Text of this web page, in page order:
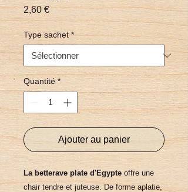
2,60 €Prix
Type sachet *
Quantité *
Ajouter au panier
La betterave plate d'Egypte offre une
chair tendre et juteuse. De forme aplatie,